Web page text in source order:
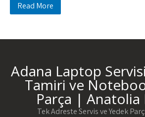
Read More
Adana Laptop
Tamiri ve
Parça | Anatolia
Tek Adreste Servis ve Yedek